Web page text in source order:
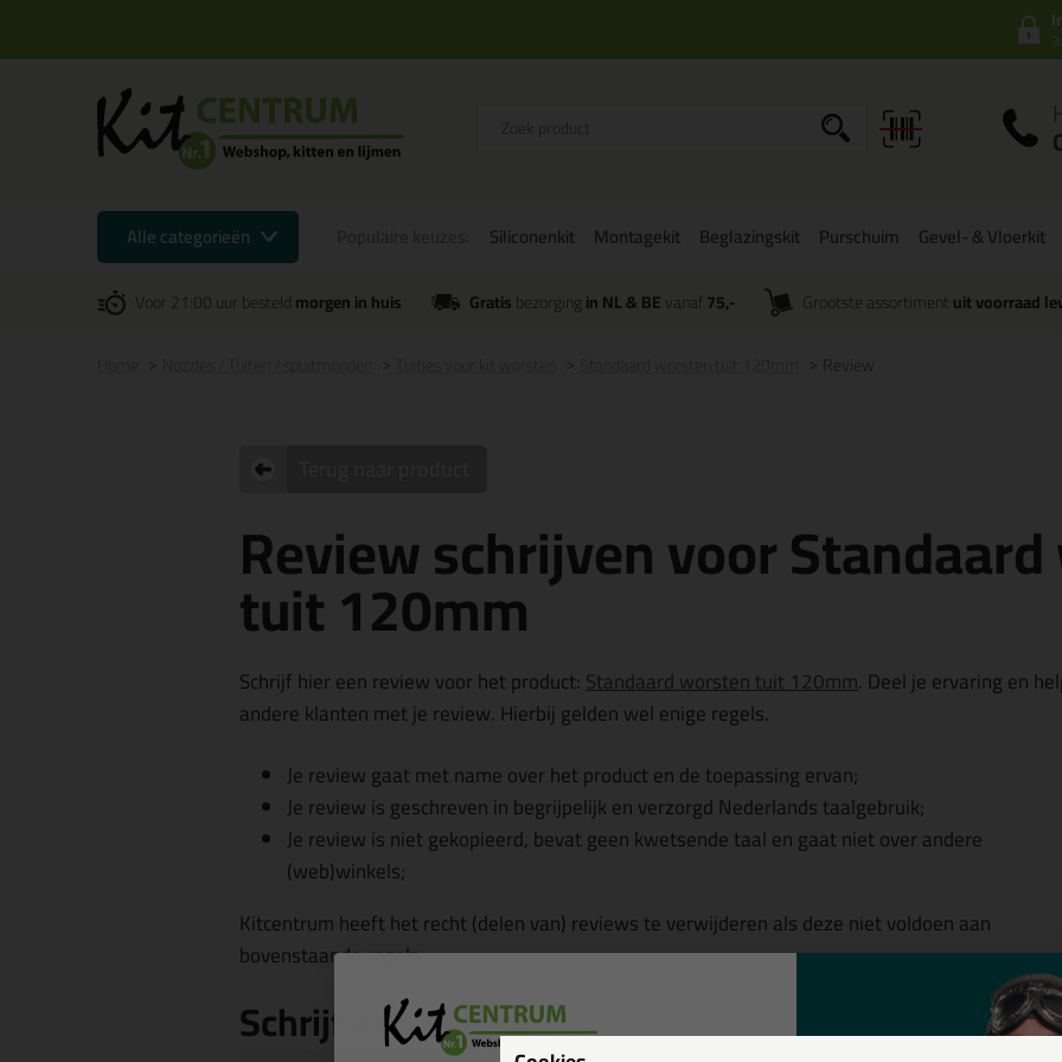
Alle categorieën Siliconenkit Montagekit Beglazingskit Purschuim Gevel- & Vloerkit
Voor 21:00 uur besteldmorgen in huis Gratisbezorgingin NL & BEvanaf 75,- Grootste assortiment uit voorraad
Review
Review schrijven voor
tuit 120mm
Schrijf hier een review voor het product:Standaard worsten tuit 120mm. Deel je ervaring en
andere klanten met je review. Hierbij gelden wel enige regels.
Je review gaat met name over het product en de toepassing ervan;
Je review is geschreven in begrijpelijk en verzorgd Nederlands taalgebruik;
Je review is niet gekopieerd, bevat geen kwetsende taal en gaat niet over andere
(web)winkels;
Kitcentrum heeft het recht (delen van) reviews te verwijderen als deze niet voldoen aan
bovenstaande regels.
Schrijf een review